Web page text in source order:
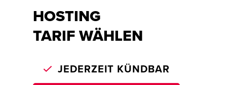
HOSTING
TARIF WÄHLEN
JEDERZEIT KÜNDBAR